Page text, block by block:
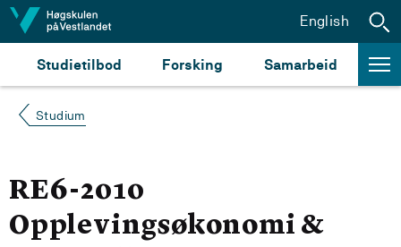
Hopp til innhald
Studietilbod Forsking Samarbeid
English
Studium
RE6-2010
Opplevingsøkonomi &